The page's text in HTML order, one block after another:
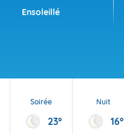
Ensoleillé
Soirée
23°
Nuit
16°